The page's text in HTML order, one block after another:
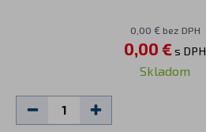
0,00 € bez DPH
0,00 €s DPH
Skladom